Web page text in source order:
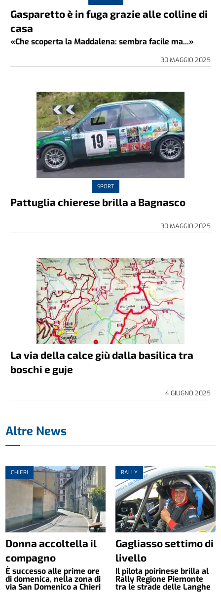
Gasparetto è in fuga grazie alle colline di
casa
«Che scoperta la Maddalena: sembra facile ma...»
30 MAGGIO 2025
SPORT
Pattuglia chierese brilla a Bagnasco
30 MAGGIO 2025
La via della calce giù dalla basilica tra
boschi e guje
4 GIUGNO 2025
Altre News
CHIERI
Donna accoltella il
compagno
È successo alle prime ore
di domenica, nella zona di
via San Domenico a Chieri
RALLY
Gagliasso settimo di
livello
Il pilota poirinese brilla al
Rally Regione Piemonte
tra le strade delle Langhe